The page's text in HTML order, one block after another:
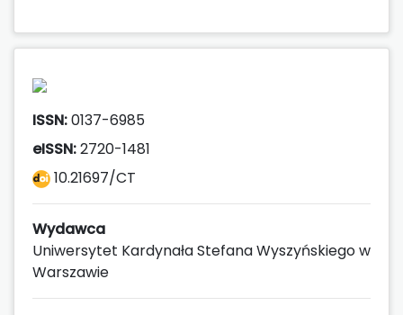
ISSN:0137-6985
eISSN:2720-1481
10.21697/CT
Wydawca
Uniwersytet Kardynała Stefana Wyszyńskiego w
Warszawie